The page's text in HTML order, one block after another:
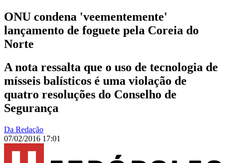
ONU condena 'veementemente'
lançamento de foguete pela Coreia do
Norte
A nota ressalta que o uso de tecnologia de
mísseis balísticos é uma violação de
quatro resoluções do Conselho de
Segurança
Da Redação
07/02/2016 17:01